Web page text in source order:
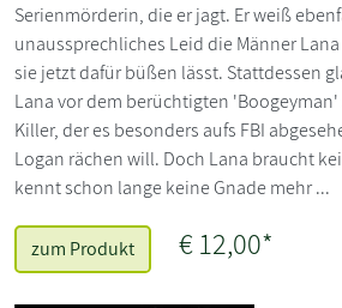
Serienmörderin, die er jagt. Er weiß
unaussprechliches Leid die Männer
sie jetzt dafür büßen lässt. Stattdessen
Lana vor dem berüchtigten
Killer, der es besonders aufs FBI
Logan rächen will. Doch Lana braucht
kennt schon lange keine Gnade mehr ...
zum Produkt € 12,00*